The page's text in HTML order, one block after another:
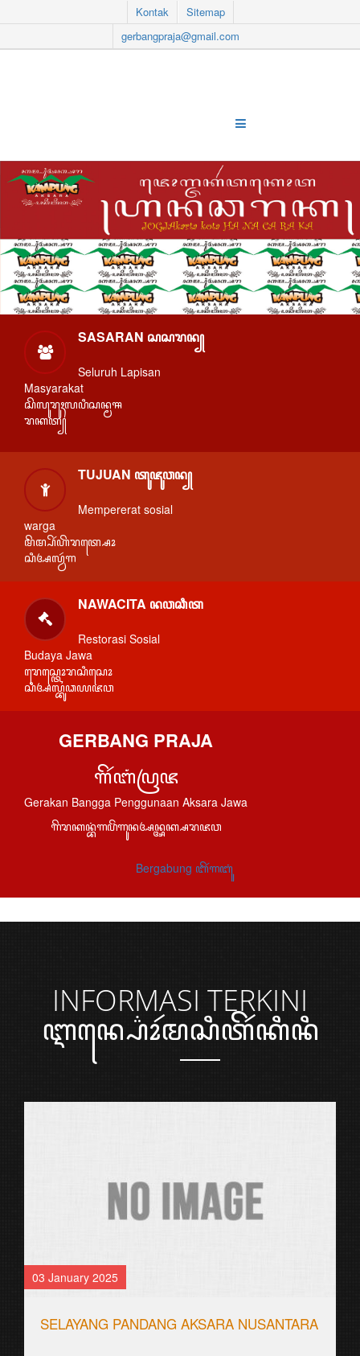
Kontak
Sitemap
gerbangpraja@gmail.com
SASARAN ꦱꦱꦫꦤ꧀
Seluruh Lapisan
Masyarakat
ꦱꦼꦭꦸꦫꦸꦃꦭꦥꦶꦱꦤ꧀ꦩꦯ
ꦫꦏꦠ꧀
TUJUAN ꦠꦸꦗꦸꦮꦤ꧀
Mempererat sosial
warga
ꦩꦼꦩ꧀ꦥꦼꦂꦲꦼꦫꦠ꧀ꦱꦺꦴ
ꦱꦶꦄꦭ꧀ꦮꦂꦒ
NAWACITA ꦤꦮꦕꦶꦠ
Restorasi Sosial
Budaya Jawa
ꦫꦺꦱ꧀ꦠꦺꦴꦫꦱꦶꦱꦺꦴ
ꦱꦶꦄꦭ꧀ꦧꦸꦣꦪꦗꦮ
GERBANG PRAJA
ꦒꦼꦂꦧꦁꦥꦿꦗ
Gerakan Bangga Penggunaan Aksara Jawa
ꦒꦼꦫꦏꦤ꧀ꦧꦁꦒꦥꦼꦁꦒꦸꦤꦄꦤ꧀ꦄꦏ꧀ꦱꦫꦗꦮ
Bergabung ꦧꦼꦂꦒꦧꦸꦁ
INFORMASI TERKINI
ꦆꦤ꧀ꦥ꦳ꦺꦴꦂꦩꦱꦶꦠꦼꦂꦏꦶꦤꦶ
03 January 2025
SELAYANG PANDANG AKSARA NUSANTARA